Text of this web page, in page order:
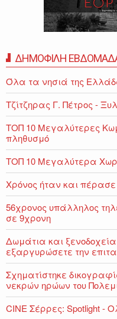
ΔΗΜΟΦΙΛΗ
Όλα τα νησιά της
Τζίτζηρας Γ. Πέτρος -
ΤΟΠ 10 Μεγαλύτερες
πληθυσμό
ΤΟΠ 10 Μεγαλύτερα
Χρόνος ήταν και
56χρονος υπάλληλος
σε 9χρονη
Δωμάτια και
εξαργυρώσετε την
Σχηματίστηκε
νεκρών ηρώων του
CINE Σέρρες: Spotlight -